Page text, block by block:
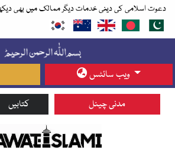
دعوت اسلامی کی دینی خدمات دیگر ممالک میں بھی
ویب سائٹس
کتابیں مدنی چینل